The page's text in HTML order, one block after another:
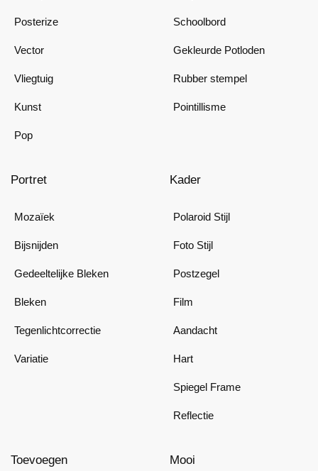
Posterize
Vector
Vliegtuig
Kunst
Pop
Schoolbord
Gekleurde Potloden
Rubber stempel
Pointillisme
Portret
Mozaïek
Bijsnijden
Gedeeltelijke Bleken
Bleken
Tegenlichtcorrectie
Variatie
Kader
Polaroid Stijl
Foto Stijl
Postzegel
Film
Aandacht
Hart
Spiegel Frame
Reflectie
Toevoegen Mooi